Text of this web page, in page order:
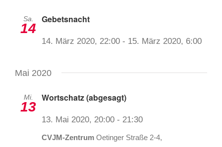
Sa.
14
Gebetsnacht
14. März 2020, 22:00 - 15. März 2020, 6:00
Mai 2020
Mi.
13
Wortschatz (abgesagt)
13. Mai 2020, 20:00 - 21:30
CVJM-Zentrum Oetinger Straße 2-4,